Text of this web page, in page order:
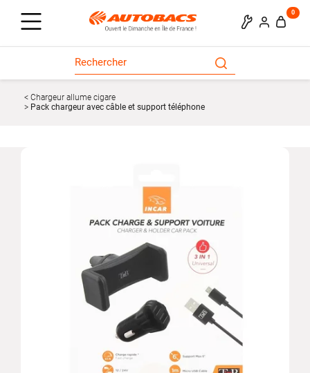
0
Chargeur allume cigare
Pack chargeur avec câble et support téléphone